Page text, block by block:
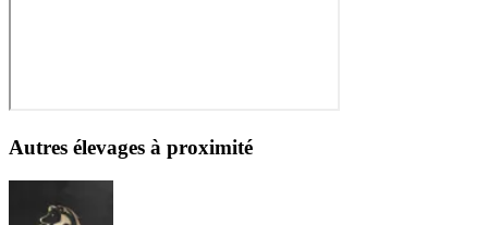
Autres élevages à proximité